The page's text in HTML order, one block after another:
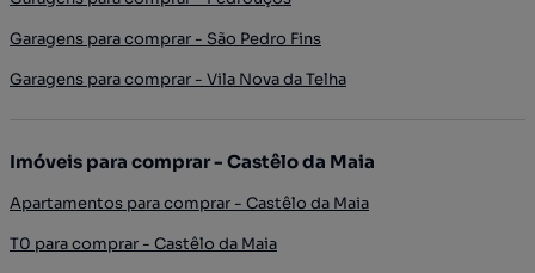
Garagens para comprar - São Pedro Fins
Garagens para comprar - Vila Nova da Telha
Imóveis para comprar - Castêlo da Maia
Apartamentos para comprar - Castêlo da Maia
T0 para comprar - Castêlo da Maia